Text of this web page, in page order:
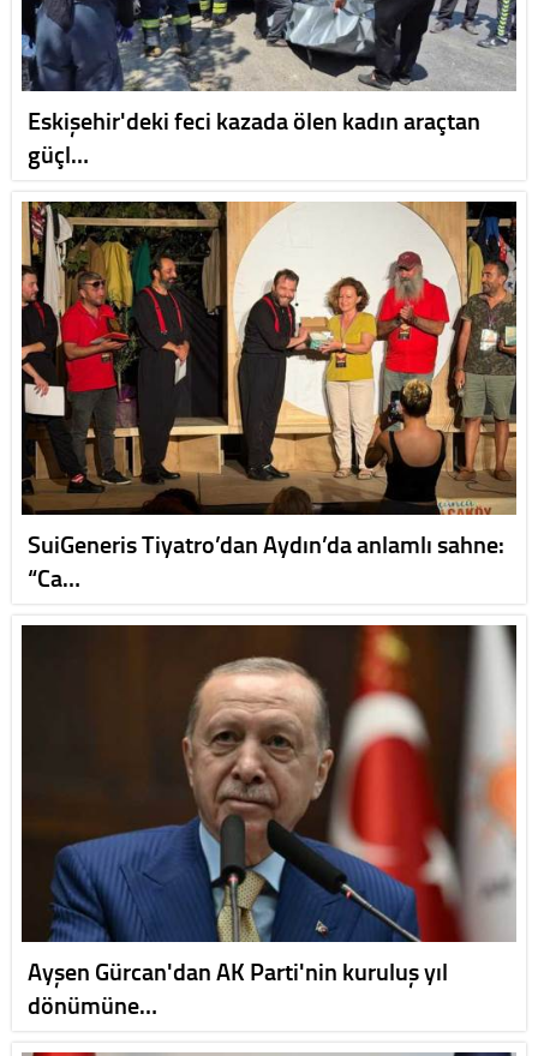
Eskişehir'deki feci kazada ölen kadın araçtan
güçl…
SuiGeneris Tiyatro’dan Aydın’da anlamlı sahne:
“Ca…
Ayşen Gürcan'dan AK Parti'nin kuruluş yıl
dönümüne…